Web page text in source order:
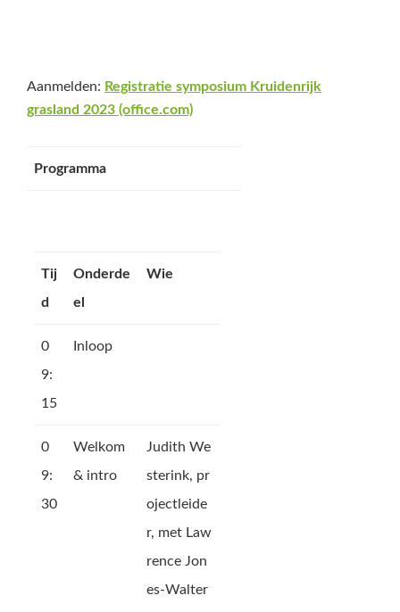
Aanmelden: Registratie symposium Kruidenrijk
grasland 2023 (office.com)
Programma
Tij
d
Onderde
el
Wie
0
9:
15
Inloop
0
9:
30
Welkom
& intro
Judith We
sterink, pr
ojectleide
r, met Law
rence Jon
es-Walter